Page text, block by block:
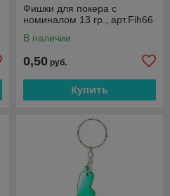
Фишки для покера с
номиналом 13 гр., арт.Fih66
В наличии
0,50 руб.
Купить